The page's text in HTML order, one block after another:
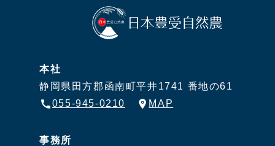
本社
静岡県田方郡函南町平井1741 番地の61
055-945-0210
MAP
事務所